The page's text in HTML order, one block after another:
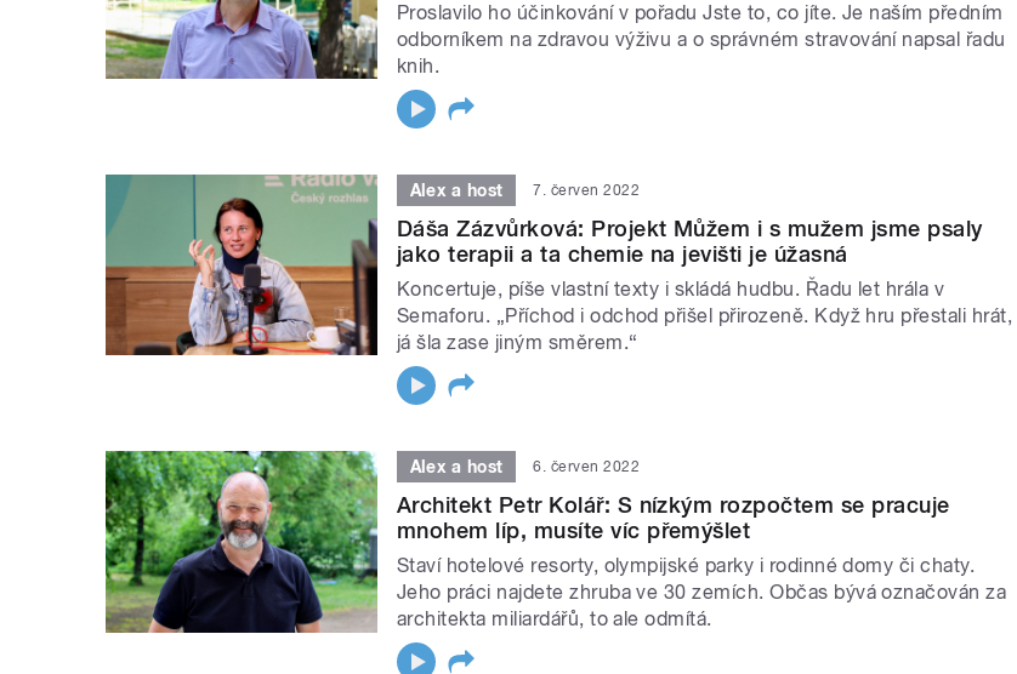
Proslavilo ho účinkování v pořadu Jste to, co jíte. Je naším předním
odborníkem na zdravou výživu a o správném stravování napsal řadu
knih.
Alex a host 7. červen 2022
Dáša Zázvůrková: Projekt Můžem i s mužem jsme psaly
jako terapii a ta chemie na jevišti je úžasná
Koncertuje, píše vlastní texty i skládá hudbu. Řadu let hrála v
Semaforu. „Příchod i odchod přišel přirozeně. Když hru přestali hrát,
já šla zase jiným směrem.“
Alex a host 6. červen 2022
Architekt Petr Kolář: S nízkým rozpočtem se pracuje
mnohem líp, musíte víc přemýšlet
Staví hotelové resorty, olympijské parky i rodinné domy či chaty.
Jeho práci najdete zhruba ve 30 zemích. Občas bývá označován za
architekta miliardářů, to ale odmítá.